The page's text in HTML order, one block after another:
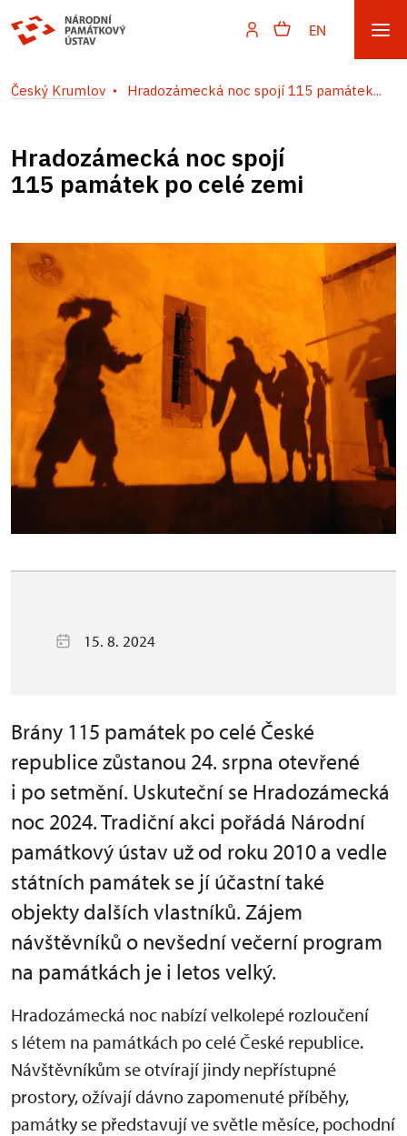
EN
Český Krumlov Hradozámecká noc spojí 115 památek...
Hradozámecká noc spojí
115 památek po celé zemi
15. 8. 2024
Brány 115 památek po celé České
republice zůstanou 24. srpna otevřené
i po setmění. Uskuteční se Hradozámecká
noc 2024. Tradiční akci pořádá Národní
památkový ústav už od roku 2010 a vedle
státních památek se jí účastní také
objekty dalších vlastníků. Zájem
návštěvníků o nevšední večerní program
na památkách je i letos velký.
Hradozámecká noc nabízí velkolepé rozloučení
s létem na památkách po celé České republice.
Návštěvníkům se otvírají jindy nepřístupné
prostory, ožívají dávno zapomenuté příběhy,
památky se představují ve světle měsíce, pochodní